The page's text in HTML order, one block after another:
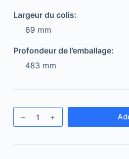
Largeur du colis:
69 mm
Profondeur de l’emballage:
483 mm